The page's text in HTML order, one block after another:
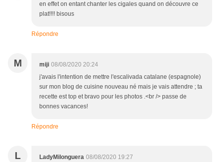
en effet on entant chanter les cigales quand on découvre ce
plat!!!! bisous
Répondre
M miji 08/08/2020 20:24
j'avais l'intention de mettre l'escalivada catalane (espagnole)
sur mon blog de cuisine nouveau né mais je vais attendre ; ta
recette est top et bravo pour les photos .<br /> passe de
bonnes vacances!
Répondre
L LadyMilonguera 08/08/2020 19:27